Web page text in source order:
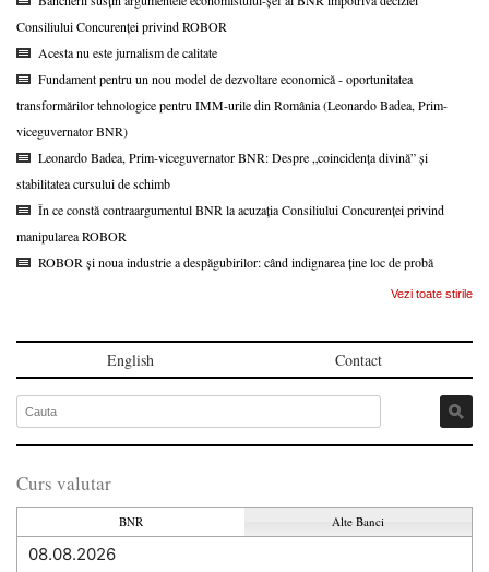
Consiliului Concurenței privind ROBOR
Acesta nu este jurnalism de calitate
Fundament pentru un nou model de dezvoltare economică - oportunitatea
transformărilor tehnologice pentru IMM-urile din România (Leonardo Badea, Prim-
viceguvernator BNR)
Leonardo Badea, Prim-viceguvernator BNR: Despre „coincidența divină” și
stabilitatea cursului de schimb
În ce constă contraargumentul BNR la acuzația Consiliului Concurenței privind
manipularea ROBOR
ROBOR și noua industrie a despăgubirilor: când indignarea ține loc de probă
Vezi toate stirile
English Contact
Curs valutar
BNR Alte Banci
08.08.2026